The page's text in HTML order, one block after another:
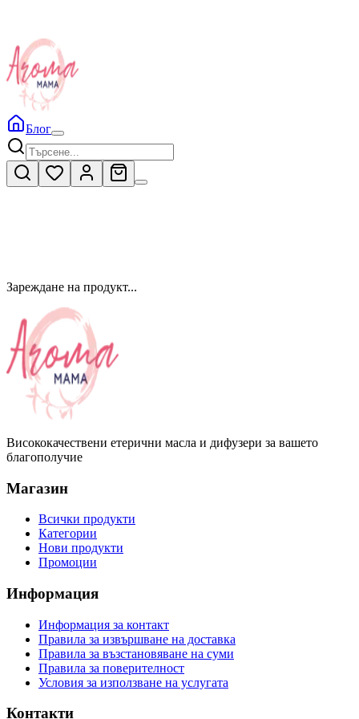
Блог
Зареждане на продукт...
Висококачествени етерични масла и дифузери за вашето
благополучие
Магазин
Всички продукти
Категории
Нови продукти
Промоции
Информация
Информация за контакт
Правила за извършване на доставка
Правила за възстановяване на суми
Правила за поверителност
Условия за използване на услугата
Контакти